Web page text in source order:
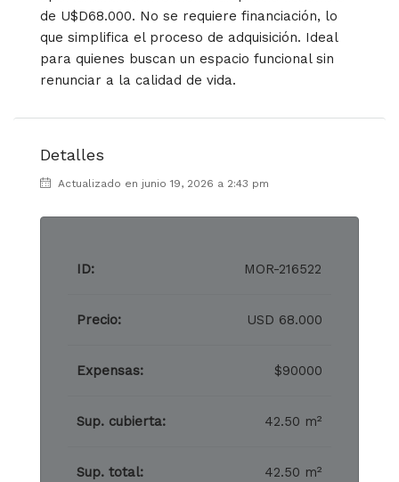
de U$D68.000. No se requiere financiación, lo
que simplifica el proceso de adquisición. Ideal
para quienes buscan un espacio funcional sin
renunciar a la calidad de vida.
Detalles
Actualizado en junio 19, 2026 a 2:43 pm
ID: MOR-216522
Precio: USD 68.000
Expensas: $90000
Sup. cubierta: 42.50 m²
Sup. total: 42.50 m²